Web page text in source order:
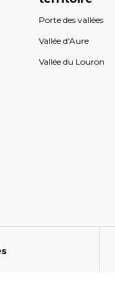
Porte des vallées
Vallée d'Aure
Vallée du Louron